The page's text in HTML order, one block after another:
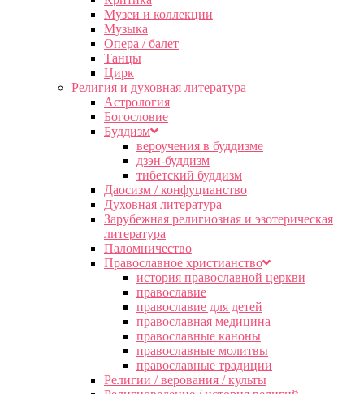
Музеи и коллекции
Музыка
Опера / балет
Танцы
Цирк
Религия и духовная литература
Астрология
Богословие
Буддизм
вероучения в буддизме
дзэн-буддизм
тибетский буддизм
Даосизм / конфуцианство
Духовная литература
Зарубежная религиозная и эзотерическая
литература
Паломничество
Православное христианство
история православной церкви
православие
православие для детей
православная медицина
православные каноны
православные молитвы
православные традиции
Религии / верования / культы